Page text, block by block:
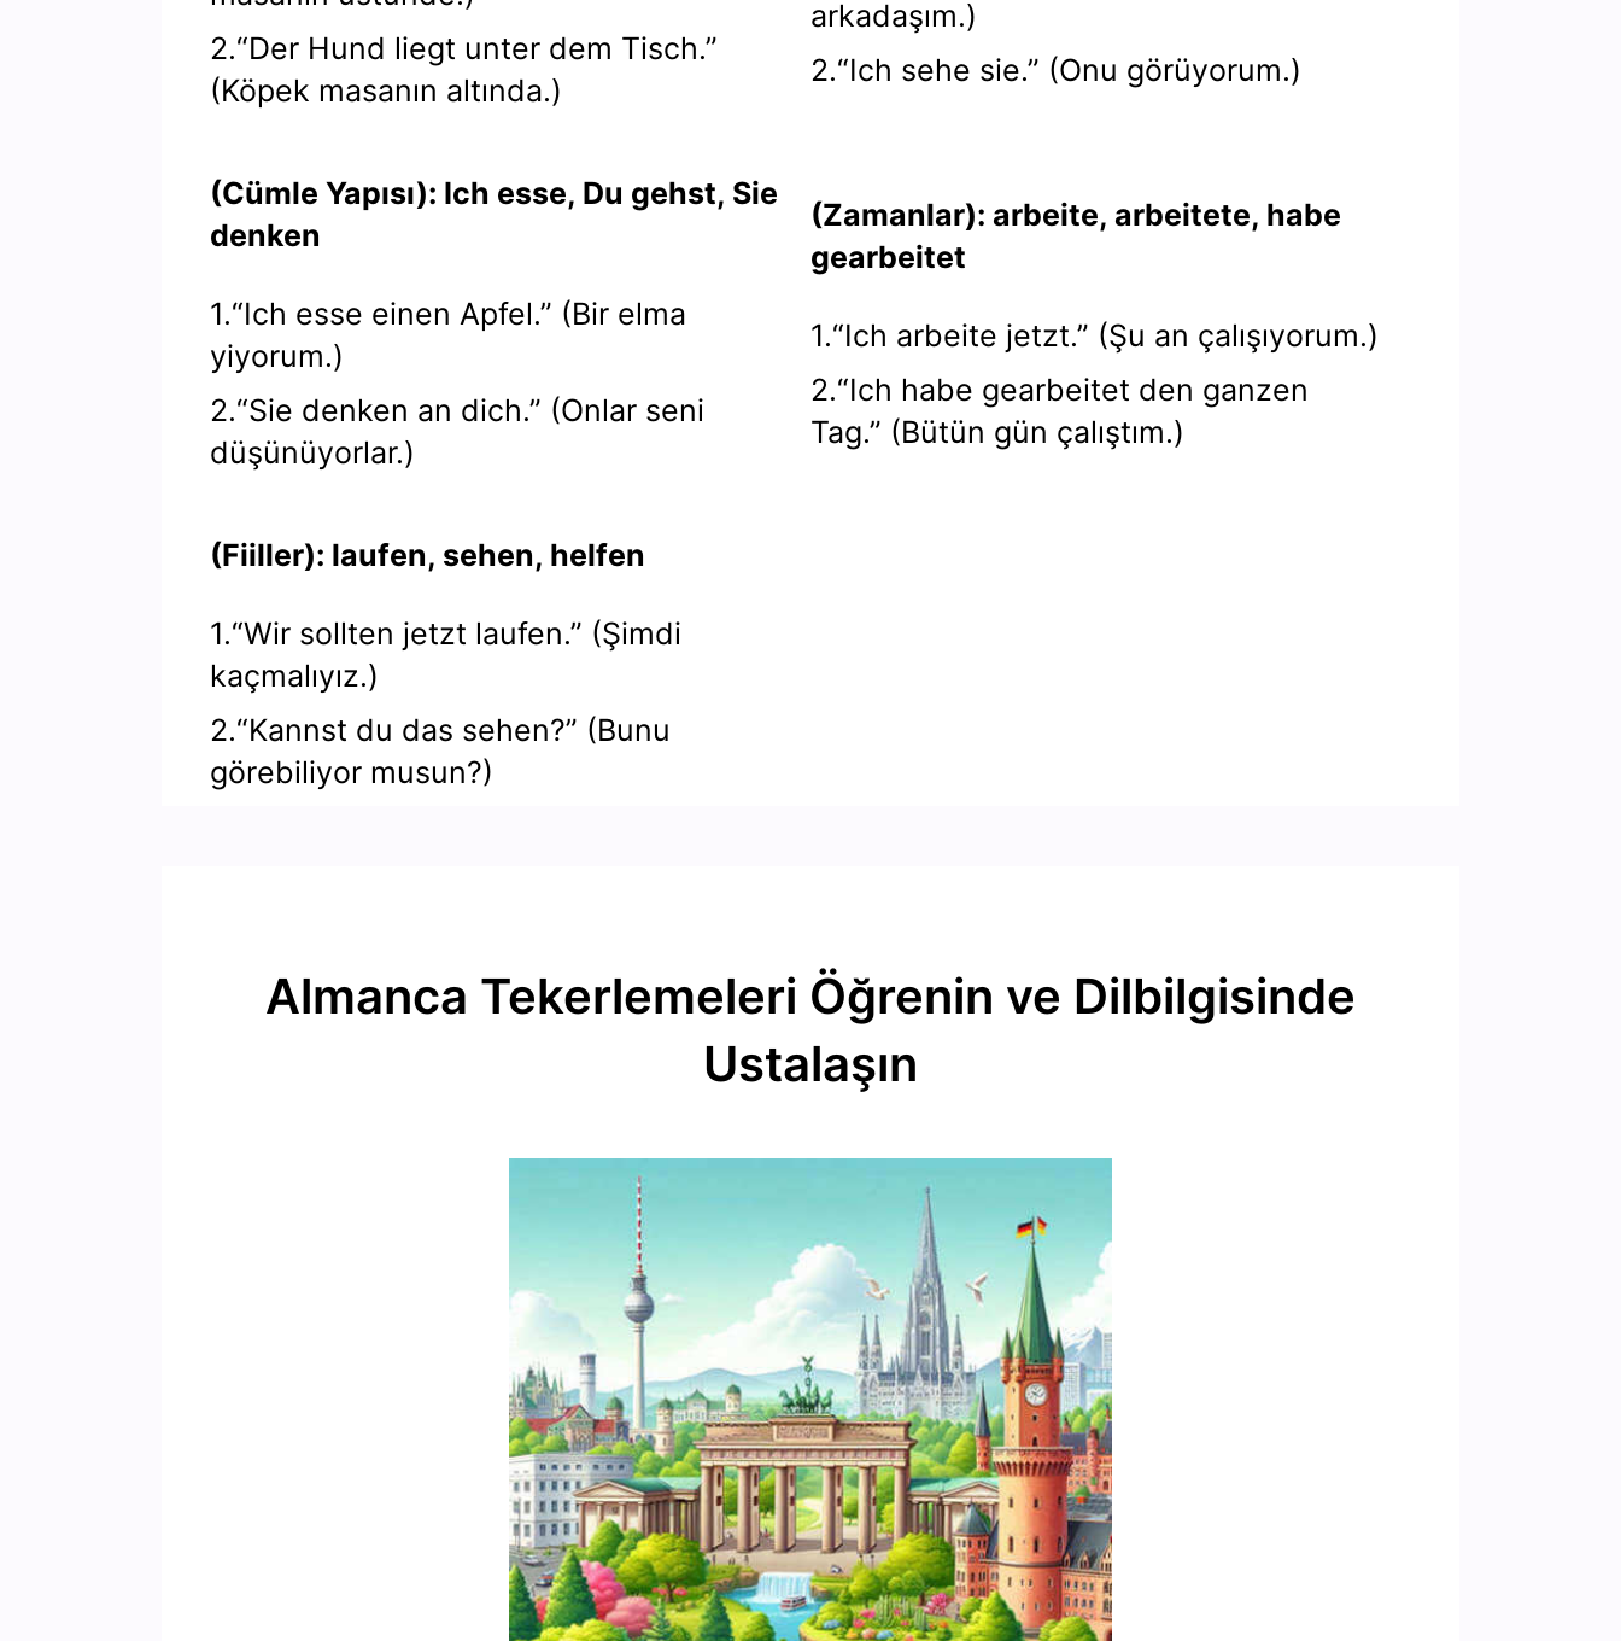
2.“Der Hund liegt unter dem Tisch.”
(Köpek masanın altında.)
arkadaşım.)
2.“Ich sehe sie.” (Onu görüyorum.)
(Cümle Yapısı): Ich esse, Du gehst, Sie
denken
1.“Ich esse einen Apfel.” (Bir elma
yiyorum.)
2.“Sie denken an dich.” (Onlar seni
düşünüyorlar.)
(Zamanlar): arbeite, arbeitete, habe
gearbeitet
1.“Ich arbeite jetzt.” (Şu an çalışıyorum.)
2.“Ich habe gearbeitet den ganzen
Tag.” (Bütün gün çalıştım.)
(Fiiller): laufen, sehen, helfen
1.“Wir sollten jetzt laufen.” (Şimdi
kaçmalıyız.)
2.“Kannst du das sehen?” (Bunu
görebiliyor musun?)
Almanca Tekerlemeleri Öğrenin ve Dilbilgisinde
Ustalaşın